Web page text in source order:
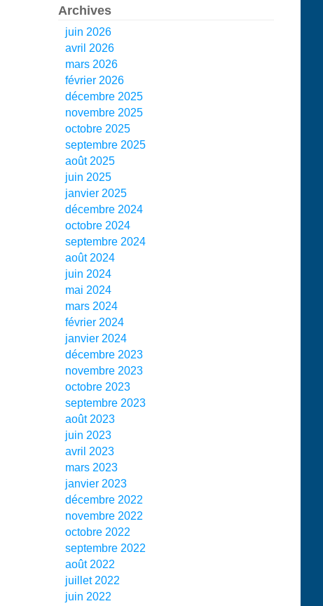
Archives
juin 2026
avril 2026
mars 2026
février 2026
décembre 2025
novembre 2025
octobre 2025
septembre 2025
août 2025
juin 2025
janvier 2025
décembre 2024
octobre 2024
septembre 2024
août 2024
juin 2024
mai 2024
mars 2024
février 2024
janvier 2024
décembre 2023
novembre 2023
octobre 2023
septembre 2023
août 2023
juin 2023
avril 2023
mars 2023
janvier 2023
décembre 2022
novembre 2022
octobre 2022
septembre 2022
août 2022
juillet 2022
juin 2022